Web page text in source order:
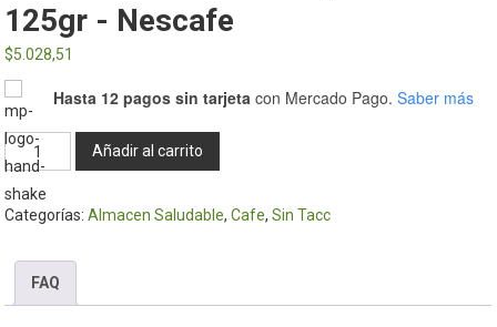
125gr - Nescafe
$5.028,51
Hasta 12 pagos sin tarjeta con Mercado Pago. Saber más
Cafe
Dolca
Cortado
125gr
-
Añadir al carrito
Categorías:Almacen Saludable,Cafe,Sin Tacc
FAQ